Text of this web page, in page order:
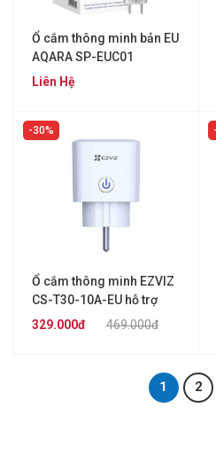
Ổ cắm thông minh bản EU
AQARA SP-EUC01
Liên Hệ
30%
Ổ cắm thông minh EZVIZ
CS-T30-10A-EU hỗ trợ
điều khiển bằng giọng
469.000đ
329.000đ
1 2